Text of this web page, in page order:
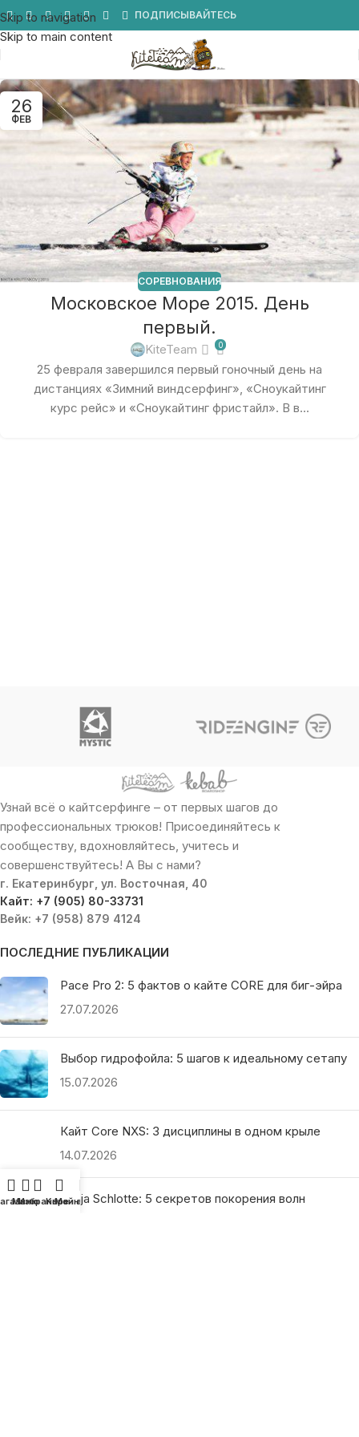
Skip to navigation
Skip to main content
ПОДПИСЫВАЙТЕСЬ
26
ФЕВ
СОРЕВНОВАНИЯ
Московское Море 2015. День
первый.
KiteTeam 0
25 февраля завершился первый гоночный день на
дистанциях «Зимний виндсерфинг», «Сноукайтинг
курс рейс» и «Сноукайтинг фристайл». В в...
Узнай всё о кайтсерфинге – от первых шагов до
профессиональных трюков! Присоединяйтесь к
сообществу, вдохновляйтесь, учитесь и
совершенствуйтесь! А Вы с нами?
г. Екатеринбург, ул. Восточная, 40
Кайт: +7 (905) 80-33731
Вейк: +7 (958) 879 4124
ПОСЛЕДНИЕ ПУБЛИКАЦИИ
Pace Pro 2: 5 фактов о кайте CORE для биг-эйра
27.07.2026
Выбор гидрофойла: 5 шагов к идеальному сетапу
15.07.2026
Кайт Core NXS: 3 дисциплины в одном крыле
14.07.2026
Ranja Schlotte: 5 секретов покорения волн
Меню
Избранное
Корзина
Мой аккаунт